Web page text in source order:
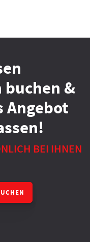
&
Angebot
BEI IHNEN